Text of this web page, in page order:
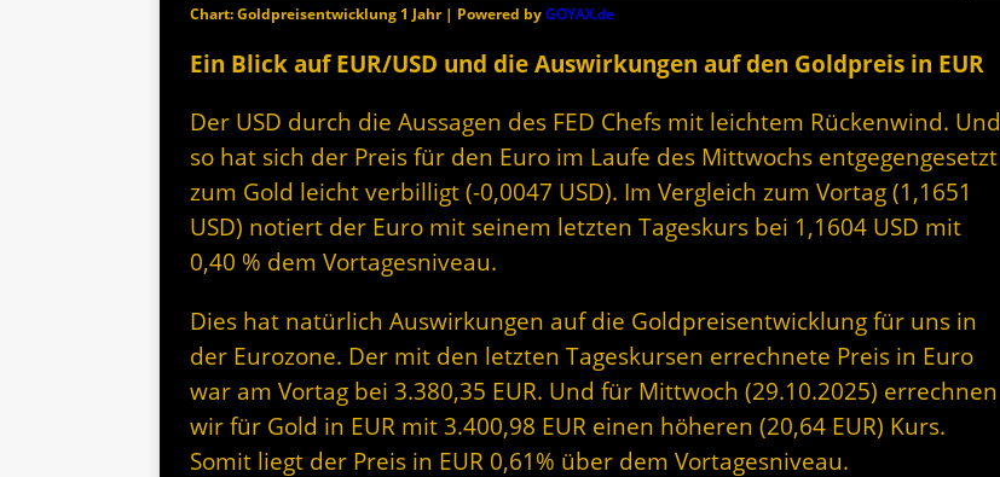
Chart: Goldpreisentwicklung 1 Jahr | Powered byGOYAX.de
Ein Blick auf EUR/USD und die Auswirkungen auf den Goldpreis in EUR
Der USD durch die Aussagen des FED Chefs mit leichtem Rückenwind. Und
so hat sich der Preis für den Euro im Laufe des Mittwochs entgegengesetzt
zum Gold leicht verbilligt (-0,0047 USD). Im Vergleich zum Vortag (1,1651
USD) notiert der Euro mit seinem letzten Tageskurs bei 1,1604 USD mit
0,40 % dem Vortagesniveau.
Dies hat natürlich Auswirkungen auf die Goldpreisentwicklung für uns in
der Eurozone. Der mit den letzten Tageskursen errechnete Preis in Euro
war am Vortag bei 3.380,35 EUR. Und für Mittwoch (29.10.2025) errechnen
wir für Gold in EUR mit 3.400,98 EUR einen höheren (20,64 EUR) Kurs.
Somit liegt der Preis in EUR 0,61% über dem Vortagesniveau.